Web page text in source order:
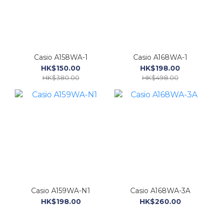
Casio A158WA-1
HK$150.00
HK$380.00
Casio A168WA-1
HK$198.00
HK$498.00
Casio A159WA-N1
HK$198.00
Casio A168WA-3A
HK$260.00